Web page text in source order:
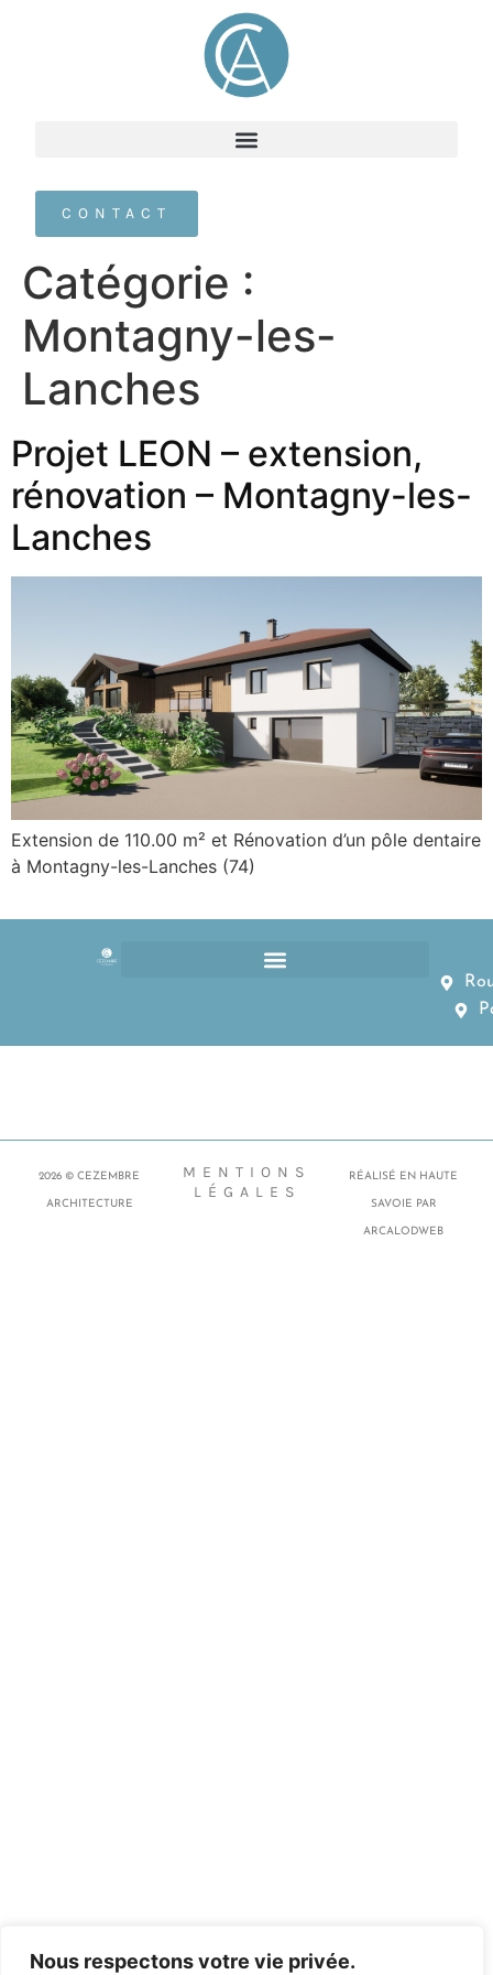
Nous respectons votre vie privée.
CONTACT
Catégorie :
Montagny-les-
Lanches
Projet LEON – extension,
rénovation – Montagny-les-
Lanches
Extension de 110.00 m² et Rénovation d’un pôle dentaire
à Montagny-les-Lanches (74)
2026 © CEZEMBRE
ARCHITECTURE
MENTIONS
LÉGALES
RÉALISÉ EN HAUTE
SAVOIE PAR
ARCALODWEB